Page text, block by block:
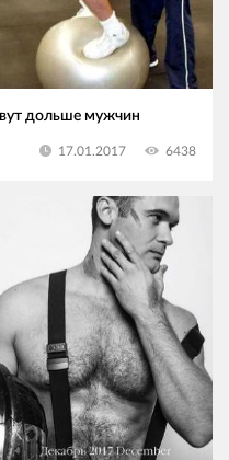
дольше мужчин
17.01.2017 6438